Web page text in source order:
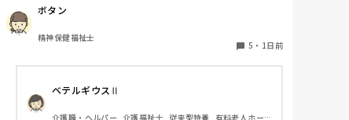
②系列の他職場に移動する
皆さんならどうしますか？
また、就活中、積極的に施設見学等をしましたか？
ボタン
精神保健福祉士
5 ・ 1日前
ベテルギウスⅡ
介護職・ヘルパー, 介護福祉士, 従来型特養, 有料老人ホー